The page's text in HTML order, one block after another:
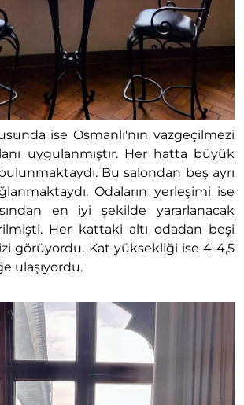
ise Osmanlı'nın vazgeçilmezi
uygulanmıştır. Her hatta büyük
Bu salondan beş ayrı
Odaların yerleşimi ise
en iyi şekilde yararlanacak
Her kattaki altı odadan beşi
görüyordu. Kat yüksekliği ise 4-4,5
ulaşıyordu.